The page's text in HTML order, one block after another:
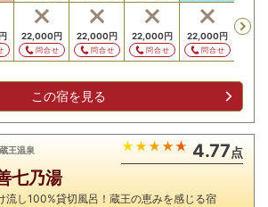
22,000円
問合せ
22,000円
問合せ
22,000円
問合せ
22,000円
問合せ
この宿を見る
蔵王温泉 4.77点
七乃湯
流し100%貸切風呂！蔵王の恵みを感じる宿